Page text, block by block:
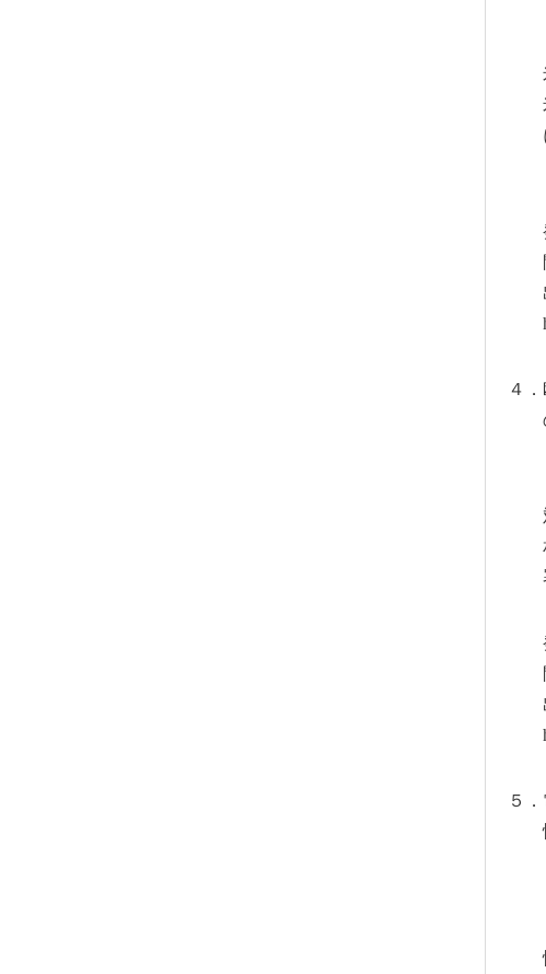
令
米
米
に
（
発
問
出
４
の
1
対
相
署
発
問
出
５
情
－
総
情